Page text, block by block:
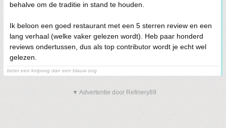
behalve om de traditie in stand te houden.
Ik beloon een goed restaurant met een 5 sterren review en een
lang verhaal (welke vaker gelezen wordt). Heb paar honderd
reviews ondertussen, dus als top contributor wordt je echt wel
gelezen.
beter een knipoog dan een blauw oog
▼ Advertentie door Refinery89